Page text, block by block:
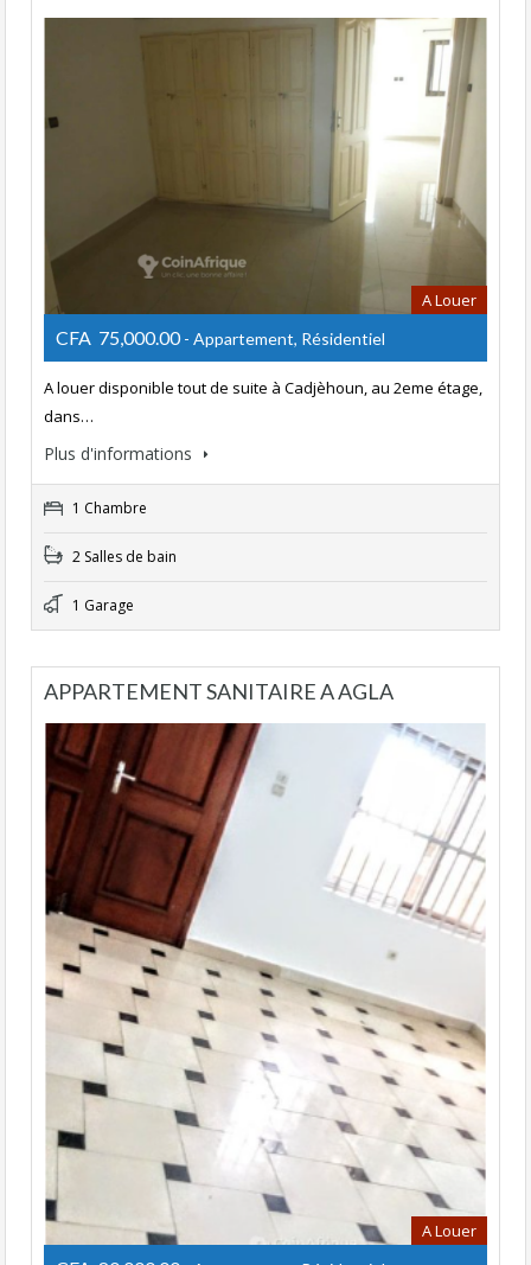
A Louer
CFA 75,000.00- Appartement, Résidentiel
A louer disponible tout de suite à Cadjèhoun, au 2eme étage,
dans…
Plus d'informations
1 Chambre
2 Salles de bain
1 Garage
APPARTEMENT SANITAIRE A AGLA
A Louer